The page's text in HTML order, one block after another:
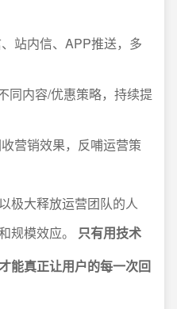
站内信、APP推送，多
同内容/优惠策略，持续提
营销效果，反哺运营策
极大释放运营团队的人
规模效应。 只有用技术
能真正让用户的每一次回